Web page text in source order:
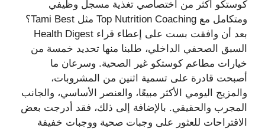
كوستكو أكثر من اختصاصي تغذية مسجل وظيفي
ومتكامل مع Top Nutrition Coaching مثل Tami Best؟
بعد أن وافقت بست على إعطاء قراء Health Digest
السبق الصحفي الداخلي، طلبنا منها تحديد خمسة من
خيارات مطاعم كوستكو غير الصحية. وسرعان ما
أصبحت قادرة على تسمية اثنين من المشروبات،
والمزيج اليومي الأكثر مبيعًا، والعنصر الأساسي، والجانب
المجرب والحقيقي. بالإضافة إلى ذلك، فقد أدرجت بعض
الاقتراحات للعثور على وجبات صحية ووجبات خفيفة